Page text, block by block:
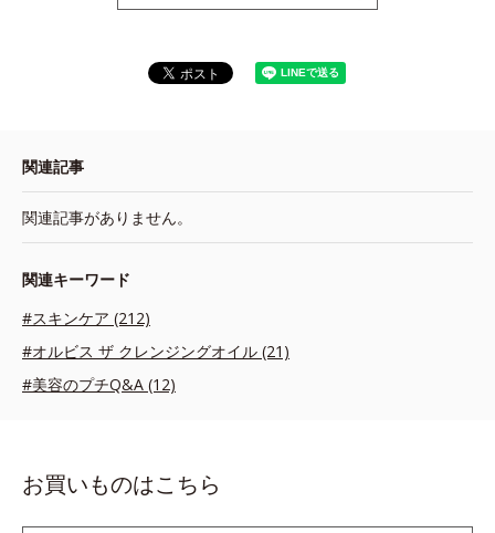
関連記事
関連記事がありません。
関連キーワード
#スキンケア (212)
#オルビス ザ クレンジングオイル (21)
#美容のプチQ&A (12)
お買いものはこちら